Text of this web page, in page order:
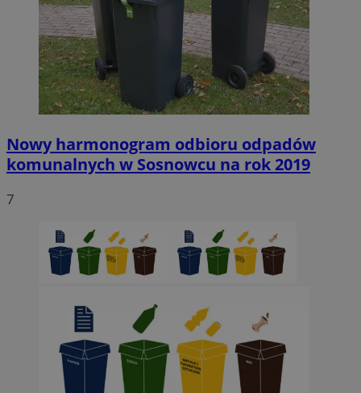
Nowy harmonogram odbioru odpadów
komunalnych w Sosnowcu na rok 2019
7